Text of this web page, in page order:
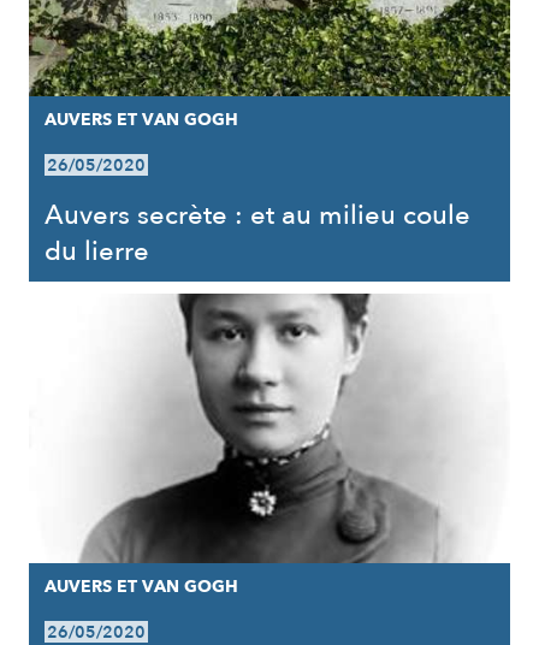
AUVERS ET VAN GOGH
26/05/2020
Auvers secrète : et au milieu coule
du lierre
AUVERS ET VAN GOGH
26/05/2020